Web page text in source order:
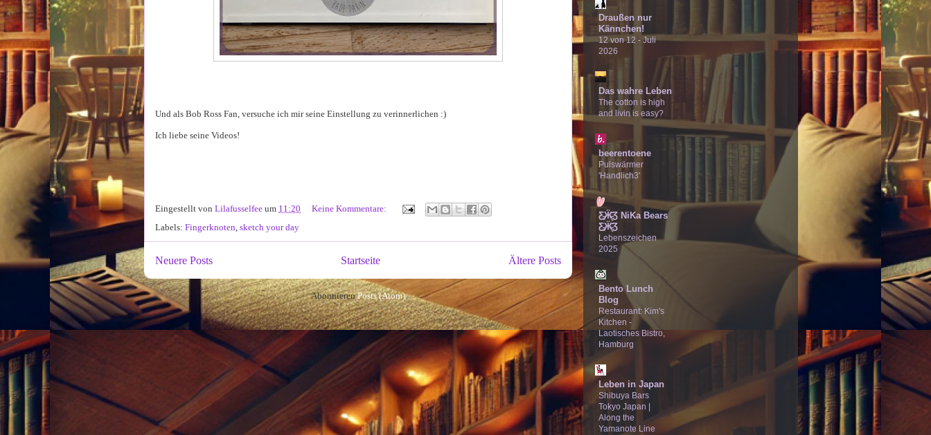
Und als Bob Ross Fan, versuche ich mir seine Einstellung zu verinnerlichen :)
Ich liebe seine Videos!
Eingestellt von Lilafusselfee um 11:20
Keine Kommentare:
Labels: Fingerknoten, sketch your day
Neuere Posts Ältere Posts
Startseite
AbonnierenPosts (Atom)
Draußen nur
Kännchen!
12 von 12 - Juli
2026
Das wahre Leben
The cotton is high
and livin is easy?
beerentoene
Pulswärmer
'Handlich3'
Ƹ̵̡Ӝ̵̨̄Ʒ NiKa Bears
Ƹ̵̡Ӝ̵̨̄Ʒ
Lebenszeichen
2025
Bento Lunch
Blog
Restaurant: Kim's
Kitchen -
Laotisches Bistro,
Hamburg
Leben in Japan
Shibuya Bars
Tokyo Japan |
Along the
Yamanote Line